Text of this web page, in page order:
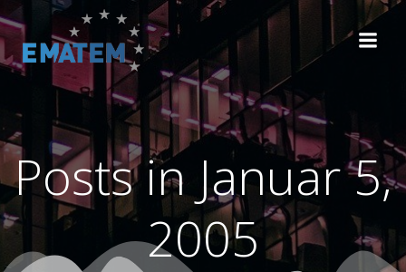
Zum
springen
Posts in Januar 5,
2005